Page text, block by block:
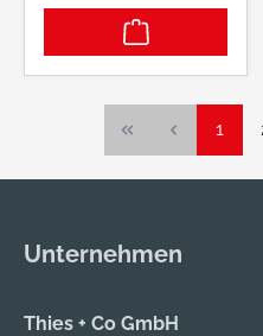
Seite
1
Unternehmen
Thies + Co GmbH